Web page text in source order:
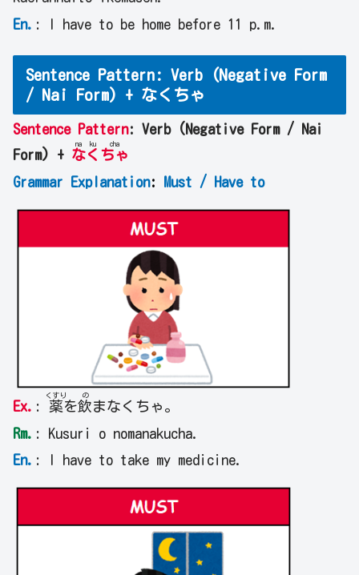
En. : I have to be home before 11 p.m.
Sentence Pattern: Verb (Negative Form
/ Nai Form) + なくちゃ
Sentence Pattern: Verb (Negative Form / Nai
Form) + な
na
く
ku
ちゃ
cha
Grammar Explanation: Must / Have to
Ex. : 薬
くすり
を飲
の
まなくちゃ。
Rm. : Kusuri o nomanakucha.
En. : I have to take my medicine.